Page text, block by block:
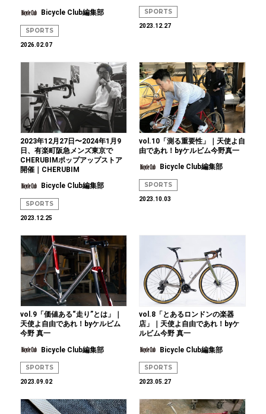
Bicycle Club編集部
SPORTS
2026.02.07
SPORTS
2023.12.27
2023年12月27日〜2024年1月9
日、有楽町阪急メンズ東京で
CHERUBIMポップアップストア
開催｜CHERUBIM
Bicycle Club編集部
SPORTS
2023.12.25
vol.10「測る重要性」｜天使よ自
由であれ！byケルビム今野真一
Bicycle Club編集部
SPORTS
2023.10.03
vol.9「価値ある“走り”とは」｜
天使よ自由であれ！byケルビム
今野 真一
Bicycle Club編集部
SPORTS
2023.09.02
vol.8「とあるロンドンの楽器
店」｜天使よ自由であれ！byケ
ルビム今野 真一
Bicycle Club編集部
SPORTS
2023.05.27